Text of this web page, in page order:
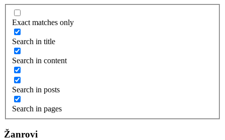
Exact matches only
Search in title
Search in content
Search in posts
Search in pages
Žanrovi